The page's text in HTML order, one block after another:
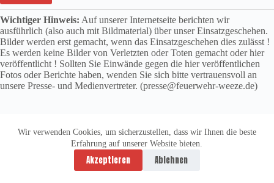
Wir verwenden Cookies, um sicherzustellen, dass wir Ihnen die beste
Erfahrung auf unserer Website bieten.
Akzeptieren Ablehnen
Wichtiger Hinweis: Auf unserer Internetseite berichten wir
ausführlich (also auch mit Bildmaterial) über unser Einsatzgeschehen.
Bilder werden erst gemacht, wenn das Einsatzgeschehen dies zulässt !
Es werden keine Bilder von Verletzten oder Toten gemacht oder hier
veröffentlicht ! Sollten Sie Einwände gegen die hier veröffentlichen
Fotos oder Berichte haben, wenden Sie sich bitte vertrauensvoll an
unsere Presse- und Medienvertreter. (presse@feuerwehr-weeze.de)
Datenschutzerklärung
Impressum
Copyright © 2026 -
vitolution